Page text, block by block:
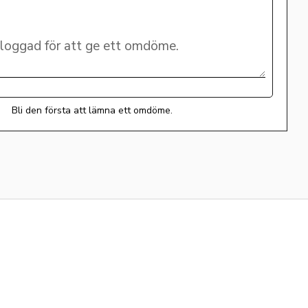
Bli den första att lämna ett omdöme.